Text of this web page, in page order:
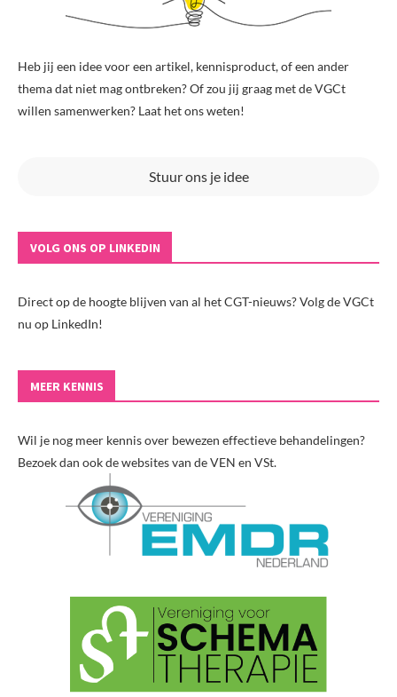
Heb jij een idee voor een artikel, kennisproduct, of een ander
thema dat niet mag ontbreken? Of zou jij graag met de VGCt
willen samenwerken? Laat het ons weten!
Stuur ons je idee
VOLG ONS OP LINKEDIN
Direct op de hoogte blijven van al het CGT-nieuws? Volg de VGCt
nu op LinkedIn!
MEER KENNIS
Wil je nog meer kennis over bewezen effectieve behandelingen?
Bezoek dan ook de websites van de VEN en VSt.